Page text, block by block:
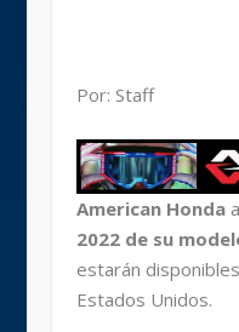
Por: Staff
American Honda
2022 de su
estarán
Estados Unidos.